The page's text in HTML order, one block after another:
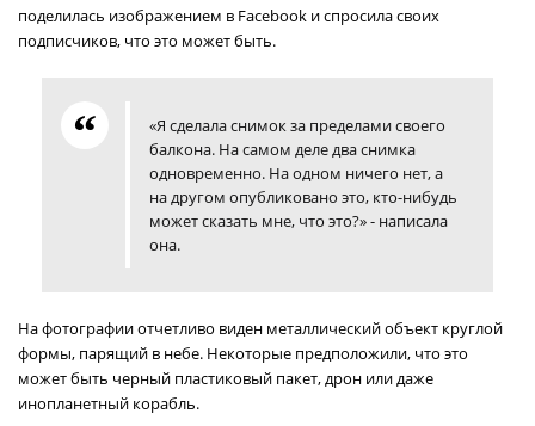
поделилась изображением в Facebook и спросила своих
подписчиков, что это может быть.
«Я сделала снимок за пределами своего
балкона. На самом деле два снимка
одновременно. На одном ничего нет, а
на другом опубликовано это, кто-нибудь
может сказать мне, что это?» - написала
она.
На фотографии отчетливо виден металлический объект круглой
формы, парящий в небе. Некоторые предположили, что это
может быть черный пластиковый пакет, дрон или даже
инопланетный корабль.